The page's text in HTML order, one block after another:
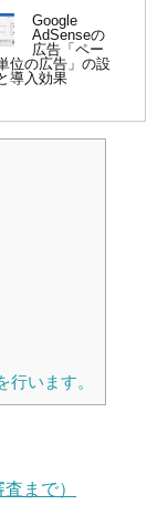
Google
AdSenseの
広告「ペー
位の広告」の設
導入効果
います。
まで）